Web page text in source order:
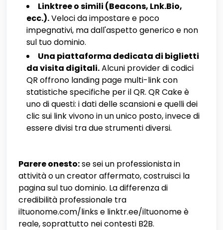
Linktree o simili (Beacons, Lnk.Bio,
ecc.).Veloci da impostare e poco
impegnativi, ma dall'aspetto generico e non
sul tuo dominio.
Una piattaforma dedicata di biglietti
da visita digitali.Alcuni provider di codici
QR offrono landing page multi-link con
statistiche specifiche per il QR. QR Cake è
uno di questi: i dati delle scansioni e quelli dei
clic sui link vivono in un unico posto, invece di
essere divisi tra due strumenti diversi.
Parere onesto:se sei un professionista in
attività o un creator affermato, costruisci la
pagina sul tuo dominio. La differenza di
credibilità professionale tra
iltuonome.com/links e linktr.ee/iltuonome è
reale, soprattutto nei contesti B2B.